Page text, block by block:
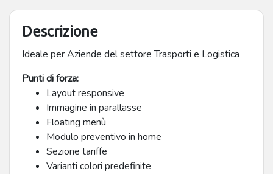
Descrizione
Ideale per Aziende del settore Trasporti e Logistica
Punti di forza:
Layout responsive
Immagine in parallasse
Floating menù
Modulo preventivo in home
Sezione tariffe
Varianti colori predefinite